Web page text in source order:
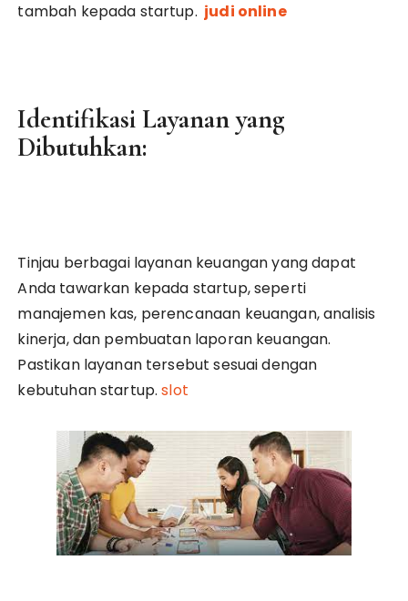
tambah kepada startup. judi online
Identifikasi Layanan yang
Dibutuhkan:
Tinjau berbagai layanan keuangan yang dapat
Anda tawarkan kepada startup, seperti
manajemen kas, perencanaan keuangan, analisis
kinerja, dan pembuatan laporan keuangan.
Pastikan layanan tersebut sesuai dengan
kebutuhan startup.slot